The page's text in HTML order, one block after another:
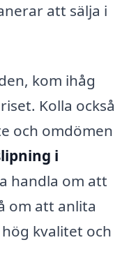
att sälja i
kom ihåg
Kolla också
och omdömen
i
handla om att
om att anlita
kvalitet och